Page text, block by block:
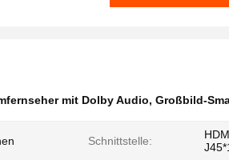
mit Dolby Audio, Großbild-
Schnittstelle: